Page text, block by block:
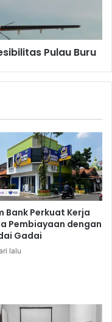
Pulau Buru
Bank Perkuat Kerja
Pembiayaan dengan
Gadai
lalu